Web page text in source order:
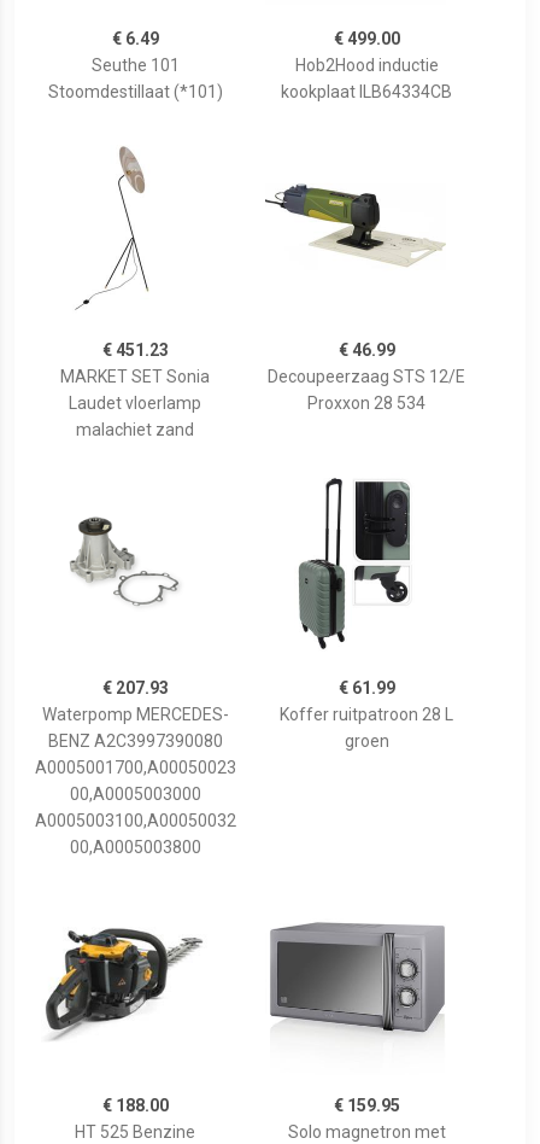
€ 6.49
Seuthe 101
Stoomdestillaat (*101)
€ 499.00
Hob2Hood inductie
kookplaat ILB64334CB
€ 451.23
MARKET SET Sonia
Laudet vloerlamp
malachiet zand
€ 46.99
Decoupeerzaag STS 12/E
Proxxon 28 534
€ 207.93
Waterpomp MERCEDES-
BENZ A2C3997390080
A0005001700,A00050023
00,A0005003000
A0005003100,A00050032
00,A0005003800
€ 61.99
Koffer ruitpatroon 28 L
groen
€ 188.00
HT 525 Benzine
€ 159.95
Solo magnetron met